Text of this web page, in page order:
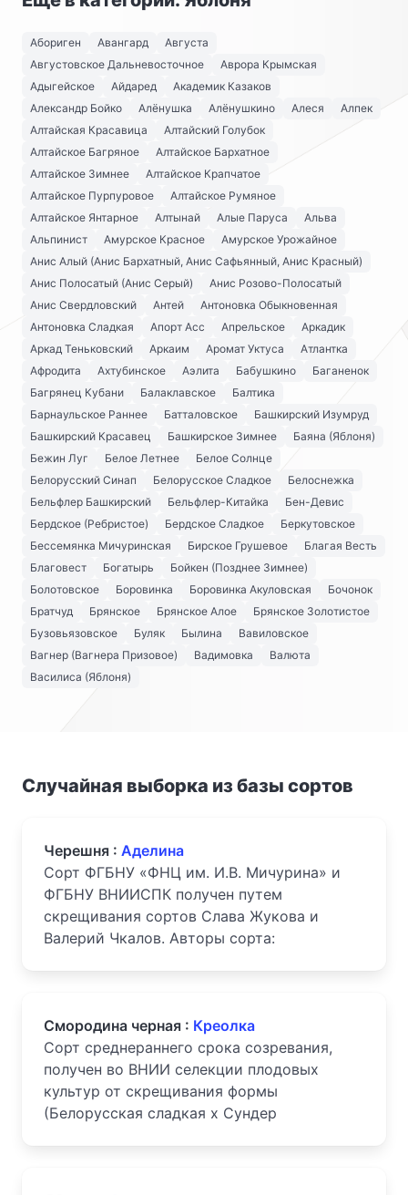
Абориген Авангард
Августа
Августовское Дальневосточное
Аврора Крымская
Адыгейское
Айдаред
Академик Казаков
Александр Бойко
Алёнушка Алёнушкино Алеся
Алпек
Алтайская Красавица
Алтайский Голубок
Алтайское Багряное
Алтайское Бархатное
Алтайское Зимнее
Алтайское Крапчатое
Алтайское Пурпуровое
Алтайское Румяное
Алтайское Янтарное
Алтынай Алые Паруса
Альва
Альпинист
Амурское Красное
Амурское Урожайное
Анис Алый (Анис Бархатный, Анис Сафьянный, Анис Красный)
Анис Полосатый (Анис Серый)
Анис Розово-Полосатый
Анис Свердловский
Антей
Антоновка Обыкновенная
Антоновка Сладкая
Апорт Асс Апрельское
Аркадик
Аркад Теньковский
Аркаим Аромат Уктуса
Атлантка
Афродита
Ахтубинское Аэлита Бабушкино
Баганенок
Багрянец Кубани
Балаклавское
Балтика
Барнаульское Раннее
Батталовское
Башкирский Изумруд
Башкирский Красавец
Башкирское Зимнее
Баяна (Яблоня)
Бежин Луг
Белое Летнее
Белое Солнце
Белорусский Синап
Белорусское Сладкое
Белоснежка
Бельфлер Башкирский
Бельфлер-Китайка
Бен-Девис
Бердское (Ребристое)
Бердское Сладкое
Беркутовское
Бессемянка Мичуринская
Бирское Грушевое
Благая Весть
Благовест
Богатырь
Бойкен (Позднее Зимнее)
Болотовское
Боровинка Боровинка Акуловская
Бочонок
Братчуд
Брянское Брянское Алое
Брянское Золотистое
Бузовьязовское
Буляк Былина
Вавиловское
Вагнер (Вагнера Призовое)
Вадимовка
Валюта
Василиса (Яблоня)
Случайная выборка из базы сортов
Черешня : Аделина
Сорт ФГБНУ «ФНЦ им. И.В. Мичурина» и
ФГБНУ ВНИИСПК получен путем
скрещивания сортов Слава Жукова и
Валерий Чкалов. Авторы сорта:
Смородина черная : Креолка
Сорт среднераннего срока созревания,
получен во ВНИИ селекции плодовых
культур от скрещивания формы
(Белорусская сладкая х Сундер